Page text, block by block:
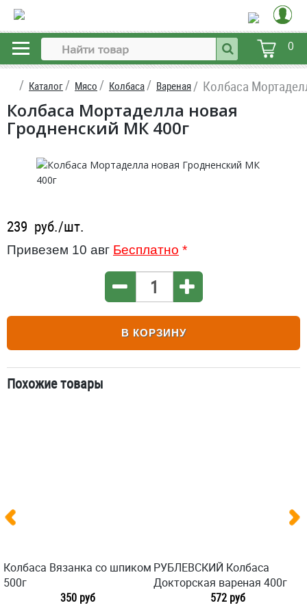
0
Каталог Мясо Колбаса Вареная Колбаса
Колбаса Мортаделла новая
Гродненский МК 400г
239 руб./шт.
Привезем 10 авг Бесплатно *
В КОРЗИНУ
Похожие товары
Колбаса Вязанка со шпиком
500г
350 руб
РУБЛЕВСКИЙ Колбаса
Докторская вареная 400г
572 руб